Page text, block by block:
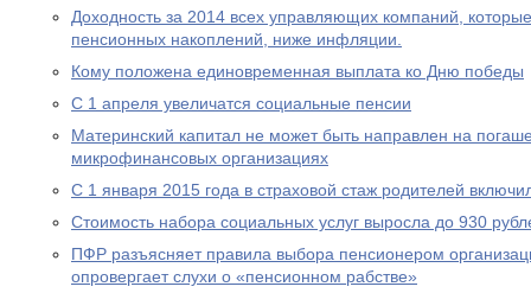
Доходность за 2014 всех управляющих компаний,
пенсионных накоплений, ниже инфляции.
Кому положена единовременная выплата ко Дню победы
С 1 апреля увеличатся социальные пенсии
Материнский капитал не может быть направлен на
микрофинансовых организациях
С 1 января 2015 года в страховой стаж родителей
Стоимость набора социальных услуг выросла до 930
ПФР разъясняет правила выбора пенсионером
опровергает слухи о «пенсионном рабстве»